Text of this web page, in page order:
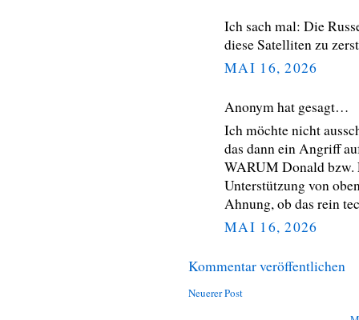
Ich sach mal: Die
diese Satelliten zu
MAI 16, 2026
Anonym hat gesagt…
Ich möchte nicht
das dann ein Angriff
WARUM Donald
Unterstützung von
Ahnung, ob das rein
MAI 16, 2026
Kommentar veröffentlichen
Neuerer Post